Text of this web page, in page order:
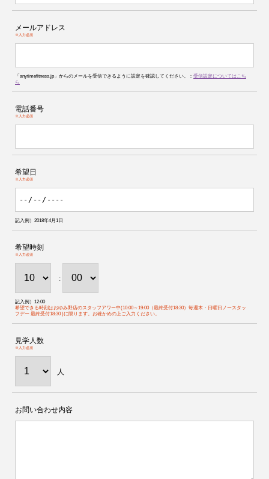
メールアドレス
※入力必須
「anytimefitness.jp」からのメールを受信できるように設定を確認してください。： 受信設定についてはこち
ら
電話番号
※入力必須
希望日
※入力必須
記入例）2018年4月1日
希望時刻
※入力必須
:
記入例）12:00
希望できる時刻はおゆみ野店のスタッフアワー中(10:00～19:00（最終受付18:30）毎週木・日曜日ノースタッ
フデー 最終受付18:30 )に限ります。お確かめの上ご入力ください。
見学人数
※入力必須
人
お問い合わせ内容